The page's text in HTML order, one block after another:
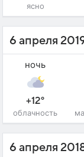
ясно
6 апреля
ночь
+12°
облачность
6 апреля